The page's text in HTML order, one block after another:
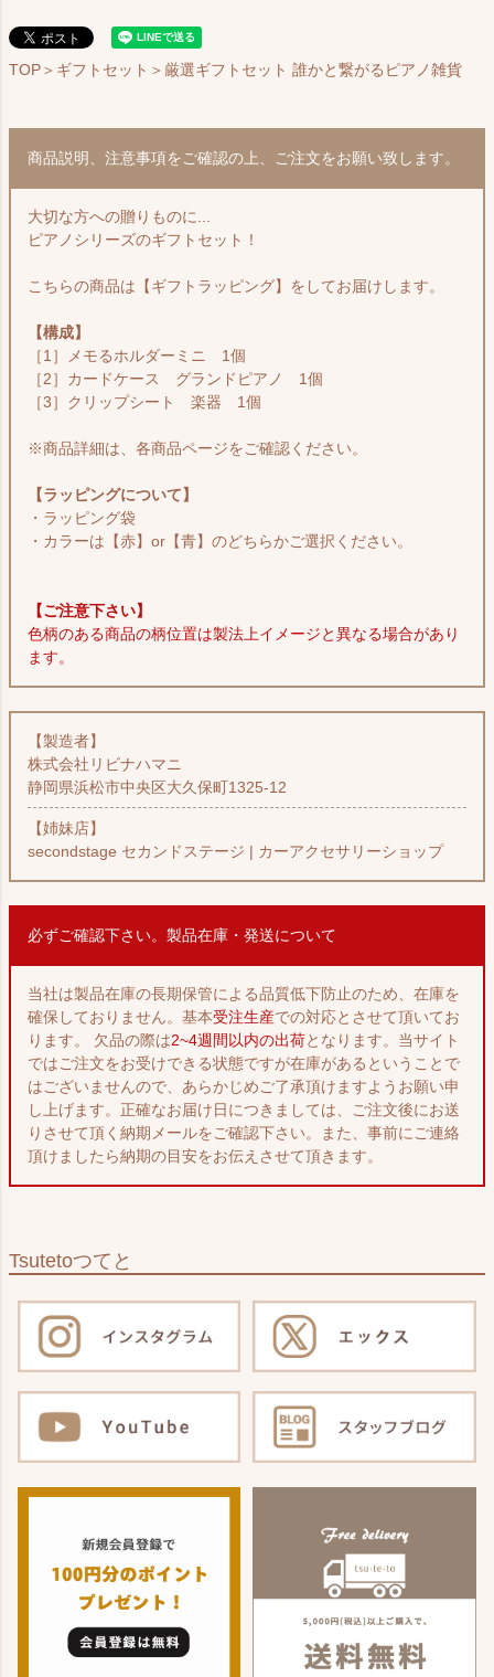
TOP＞ ギフトセット ＞厳選ギフトセット 誰かと繋がるピアノ雑貨
商品説明、注意事項をご確認の上、ご注文をお願い致します。
大切な方への贈りものに...
ピアノシリーズのギフトセット！
こちらの商品は【ギフトラッピング】をしてお届けします。
【構成】
［1］メモるホルダーミニ 1個
［2］カードケース グランドピアノ 1個
［3］クリップシート 楽器 1個
※商品詳細は、各商品ページをご確認ください。
【ラッピングについて】
・ラッピング袋
・カラーは【赤】or【青】のどちらかご選択ください。
【ご注意下さい】
色柄のある商品の柄位置は製法上イメージと異なる場合があり
ます。
【製造者】
株式会社リビナハマニ
静岡県浜松市中央区大久保町1325-12
【姉妹店】
secondstage セカンドステージ | カーアクセサリーショップ
必ずご確認下さい。製品在庫・発送について
当社は製品在庫の長期保管による品質低下防止のため、在庫を
確保しておりません。基本受注生産での対応とさせて頂いてお
ります。 欠品の際は2~4週間以内の出荷となります。当サイト
ではご注文をお受けできる状態ですが在庫があるということで
はございませんので、あらかじめご了承頂けますようお願い申
し上げます。正確なお届け日につきましては、ご注文後にお送
りさせて頂く納期メールをご確認下さい。また、事前にご連絡
頂けましたら納期の目安をお伝えさせて頂きます。
Tsutetoつてと